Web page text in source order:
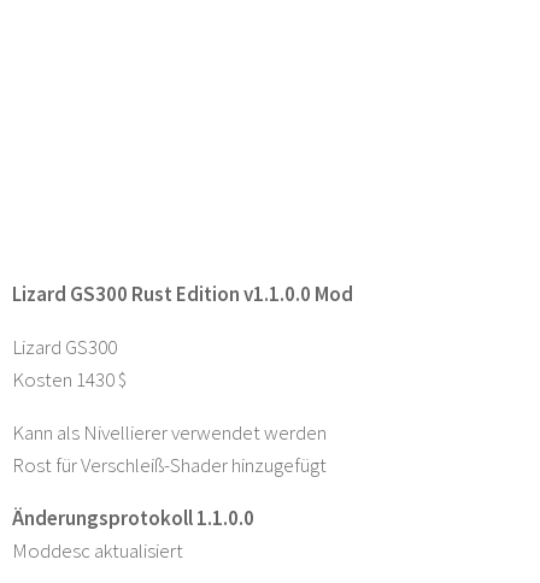
Lizard GS300 Rust Edition v1.1.0.0 Mod
Lizard GS300
Kosten 1430 $
Kann als Nivellierer verwendet werden
Rost für Verschleiß-Shader hinzugefügt
Änderungsprotokoll 1.1.0.0
Moddesc aktualisiert